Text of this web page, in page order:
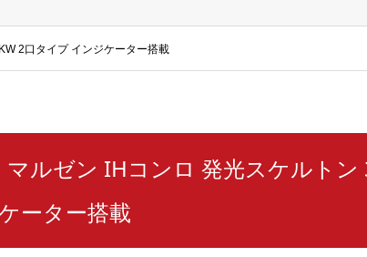
2口タイプ インジケーター搭載
ルゼン IHコンロ 発光スケルトン
ーター搭載